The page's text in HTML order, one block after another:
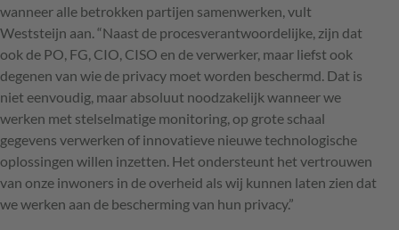
wanneer alle betrokken partijen samenwerken, vult
Weststeijn aan. “Naast de procesverantwoordelijke, zijn dat
ook de PO, FG, CIO, CISO en de verwerker, maar liefst ook
degenen van wie de privacy moet worden beschermd. Dat is
niet eenvoudig, maar absoluut noodzakelijk wanneer we
werken met stelselmatige monitoring, op grote schaal
gegevens verwerken of innovatieve nieuwe technologische
oplossingen willen inzetten. Het ondersteunt het vertrouwen
van onze inwoners in de overheid als wij kunnen laten zien dat
we werken aan de bescherming van hun privacy.”